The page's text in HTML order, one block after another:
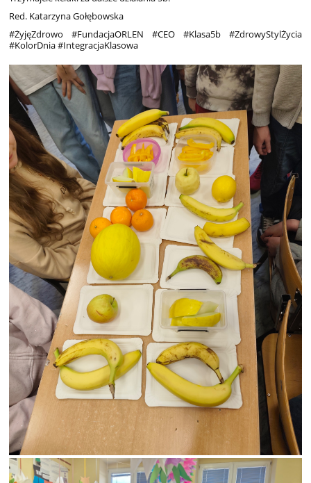
Red. Katarzyna Gołębowska
#ŻyjęZdrowo #FundacjaORLEN #CEO #Klasa5b #ZdrowyStylŻycia
#KolorDnia #IntegracjaKlasowa